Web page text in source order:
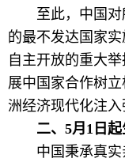
至此，中国对所
的最不发达国家
自主开放的重大
展中国家合作树
洲经济现代化注入
二、5月1日起
中国秉承真实亲